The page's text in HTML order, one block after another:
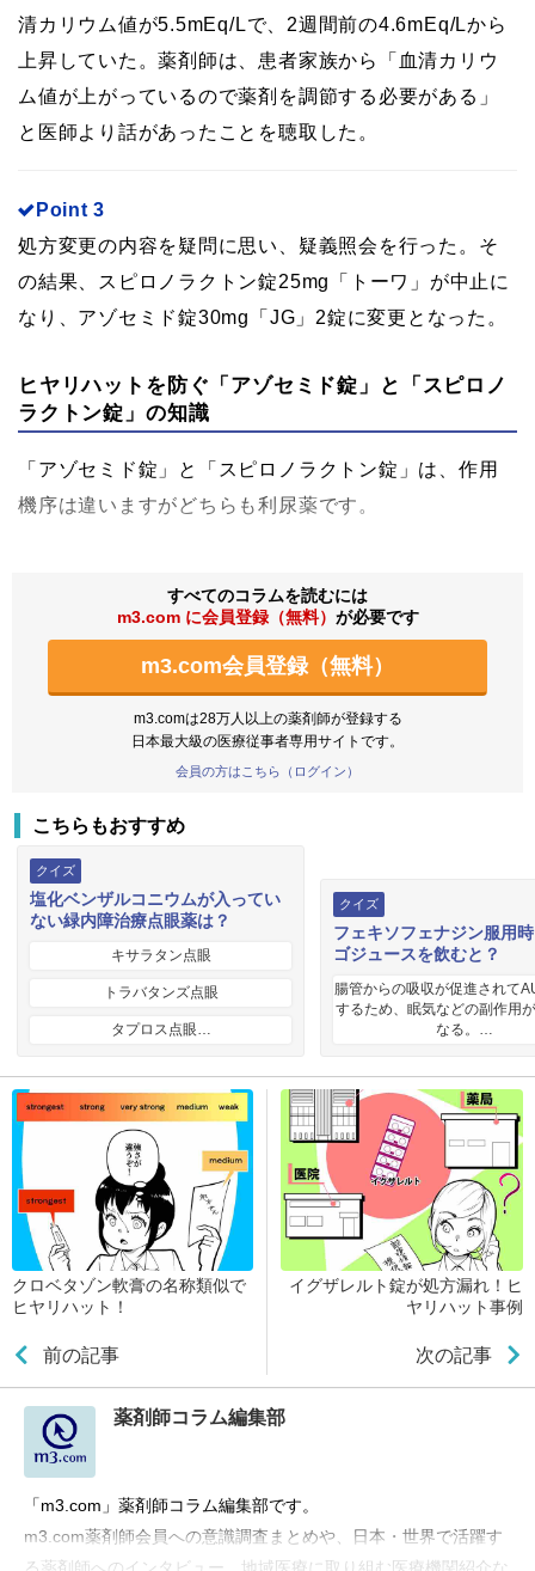
清カリウム値が5.5mEq/Lで、2週間前の4.6mEq/Lから
上昇していた。薬剤師は、患者家族から「血清カリウ
ム値が上がっているので薬剤を調節する必要がある」
と医師より話があったことを聴取した。
Point 3
処方変更の内容を疑問に思い、疑義照会を行った。そ
の結果、スピロノラクトン錠25mg「トーワ」が中止に
なり、アゾセミド錠30mg「JG」2錠に変更となった。
ヒヤリハットを防ぐ「アゾセミド錠」と「スピロノ
ラクトン錠」の知識
「アゾセミド錠」と「スピロノラクトン錠」は、作用
機序は違いますがどちらも利尿薬です。
すべてのコラムを読むには
m3.com に会員登録（無料） が必要です
m3.com会員登録（無料）
m3.comは28万人以上の薬剤師が登録する
日本最大級の医療従事者専用サイトです。
会員の方はこちら（ログイン）
こちらもおすすめ
クイズ
塩化ベンザルコニウムが入ってい
ない緑内障治療点眼薬は？
キサラタン点眼
トラバタンズ点眼
タプロス点眼…
クイズ
フェキソフェナジン服用
ゴジュースを飲むと？
腸管からの吸収が促進されて
するため、眠気などの副作用
なる。…
クロベタゾン軟膏の名称類似で
ヒヤリハット！
前の記事
イグザレルト錠が処方漏れ！ヒ
ヤリハット事例
次の記事
薬剤師コラム編集部
「m3.com」薬剤師コラム編集部です。
m3.com薬剤師会員への意識調査まとめや、日本・世界で活躍す